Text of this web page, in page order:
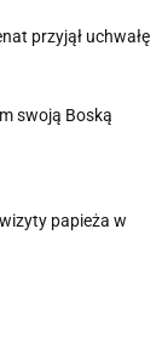
przyjął uchwałę
swoją Boską
papieża w